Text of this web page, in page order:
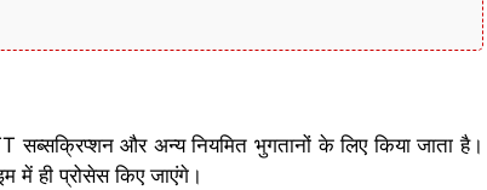
सब्सक्रिप्शन और अन्य नियमित भुगतानों के लिए किया जाता है।
में ही प्रोसेस किए जाएंगे।